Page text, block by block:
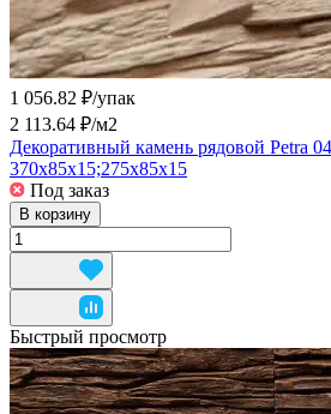
1 056.82 ₽/упак
2 113.64 ₽/м2
Декоративный камень рядовой Petra
370х85х15;275х85х15
Под заказ
В корзину
Быстрый просмотр